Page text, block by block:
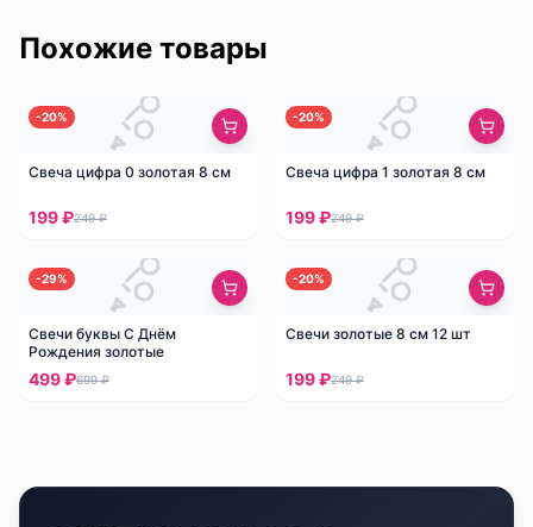
Похожие товары
-20%
Свеча цифра 0 золотая 8 см
199 ₽249 ₽
-20%
Свеча цифра 1 золотая 8 см
199 ₽249 ₽
-29%
Свечи буквы С Днём
Рождения золотые
499 ₽699 ₽
-20%
Свечи золотые 8 см 12 шт
199 ₽249 ₽